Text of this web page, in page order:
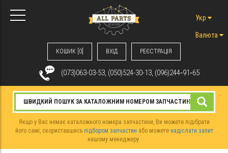
КОШИК [0] ВХIД РЕЄСТРАЦІЯ
Укр
Валюта
(073)063-03-53, (050)524-30-13, (096)244‑91‑65
Якщо у Вас немає каталожного номера запчастини, Ви можете підібрати
його самі, скориставшись підбором запчастин або можете надіслати запит
нашому менеджеру.